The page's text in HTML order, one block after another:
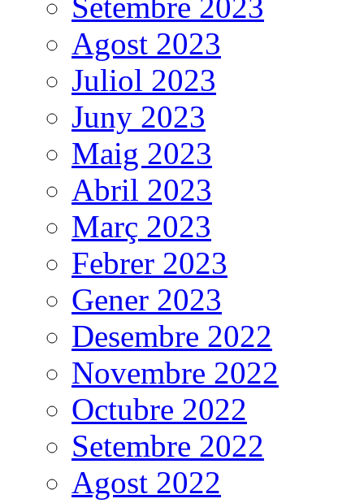
Agost 2023
Juliol 2023
Juny 2023
Maig 2023
Abril 2023
Març 2023
Febrer 2023
Gener 2023
Desembre 2022
Novembre 2022
Octubre 2022
Setembre 2022
Agost 2022